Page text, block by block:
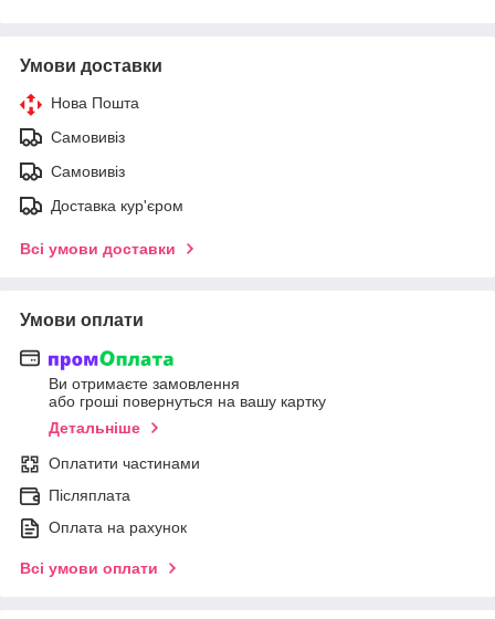
Умови доставки
Нова Пошта
Самовивіз
Самовивіз
Доставка кур'єром
Всі умови доставки
Умови оплати
Ви отримаєте замовлення
або гроші повернуться на вашу картку
Детальніше
Оплатити частинами
Післяплата
Оплата на рахунок
Всі умови оплати